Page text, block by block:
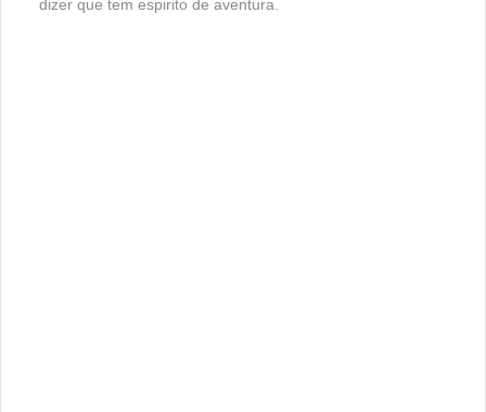
dizer que tem espirito de aventura.